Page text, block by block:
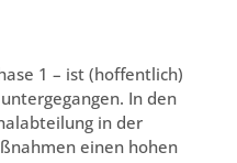
1 – ist (hoffentlich)
In den
in der
einen hohen